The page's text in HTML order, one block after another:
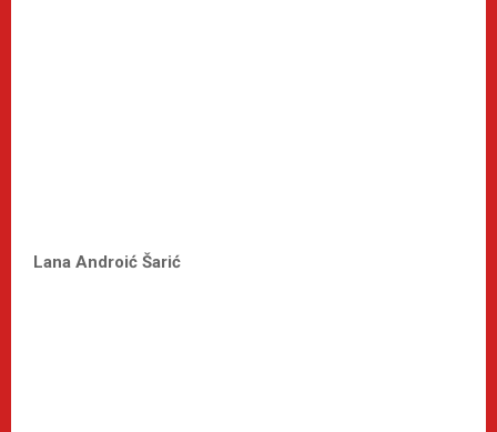
Lana Androić Šarić